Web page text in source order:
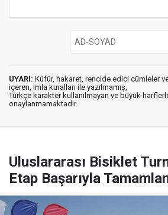
UYARI: Küfür, hakaret, rencide edici cümleler
içeren, imla kuralları ile yazılmamış,
Türkçe karakter kullanılmayan ve büyük
onaylanmamaktadır.
Uluslararası Bisiklet
Etap Başarıyla